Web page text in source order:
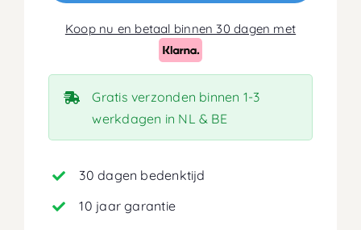
Koop nu en betaal binnen 30 dagen met
Gratis verzonden binnen 1-3
werkdagen in NL & BE
30 dagen bedenktijd
10 jaar garantie